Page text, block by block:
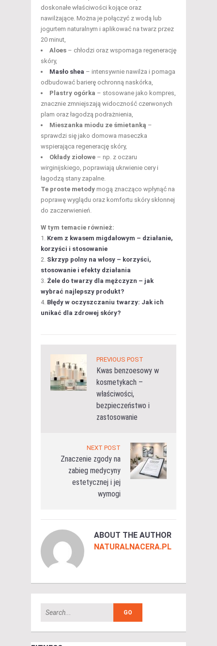
doskonałe właściwości kojące oraz
nawilżające. Można je połączyć z wodą lub
jogurtem naturalnym i aplikować na twarz przez
20 minut,
Aloes – chłodzi oraz wspomaga regenerację
skóry,
Masło shea – intensywnie nawilża i pomaga
odbudować barierę ochronną naskórka,
Plastry ogórka – stosowane jako kompres,
znacznie zmniejszają widoczność czerwonych
plam oraz łagodzą podrażnienia,
Mieszanka miodu ze śmietanką –
sprawdzi się jako domowa maseczka
wspierająca regenerację skóry,
Okłady ziołowe – np. z oczaru
wirginijskiego, poprawiają ukrwienie cery i
łagodzą stany zapalne.
Te proste metody mogą znacząco wpłynąć na
poprawę wyglądu oraz komfortu skóry skłonnej
do zaczerwienień.
W tym temacie również:
Krem z kwasem migdałowym – działanie,
korzyści i stosowanie
Skrzyp polny na włosy – korzyści,
stosowanie i efekty działania
Żele do twarzy dla mężczyzn – jak
wybrać najlepszy produkt?
Błędy w oczyszczaniu twarzy: Jak ich
unikać dla zdrowej skóry?
PREVIOUS POST
Kwas benzoesowy w
kosmetykach –
właściwości,
bezpieczeństwo i
zastosowanie
NEXT POST
Znaczenie zgody na
zabieg medycyny
estetycznej i jej
wymogi
ABOUT THE AUTHOR
NATURALNACERA.PL